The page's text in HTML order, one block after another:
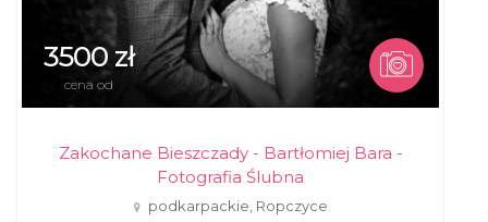
3500 zł
cena od
Zakochane Bieszczady - Bartłomiej Bara -
Fotografia Ślubna
podkarpackie, Ropczyce